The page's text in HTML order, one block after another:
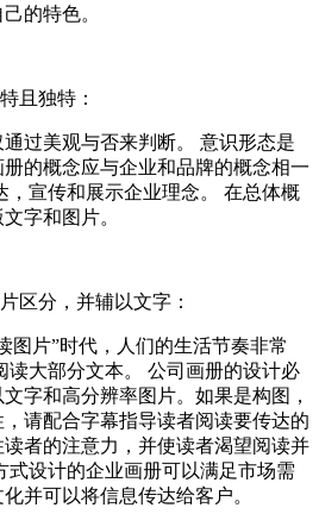
的特色。
且独特：
过美观与否来判断。 意识形态是
的概念应与企业和品牌的概念相一
，宣传和展示企业理念。 在总体概
字和图片。
区分，并辅以文字：
图片”时代，人们的生活节奏非常
读大部分文本。 公司画册的设计必
字和高分辨率图片。如果是构图，
请配合字幕指导读者阅读要传达的
者的注意力，并使读者渴望阅读并
式设计的企业画册可以满足市场需
并可以将信息传达给客户。